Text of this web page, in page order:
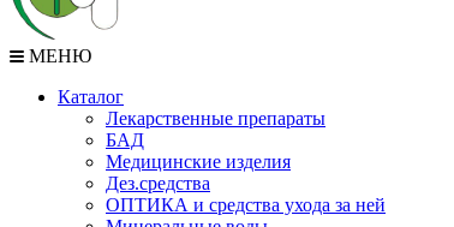
МЕНЮ
Каталог
Лекарственные препараты
БАД
Медицинские изделия
Дез.средства
ОПТИКА и средства ухода за ней